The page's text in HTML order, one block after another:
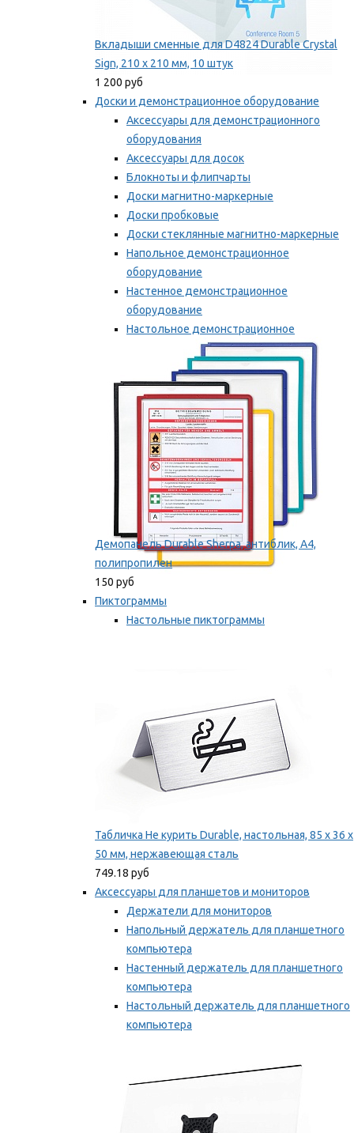
Вкладыши сменные для D4824 Durable Crystal
Sign, 210 x 210 мм, 10 штук
1 200 руб
Доски и демонстрационное оборудование
Аксессуары для демонстрационного
оборудования
Аксессуары для досок
Блокноты и флипчарты
Доски магнитно-маркерные
Доски пробковые
Доски стеклянные магнитно-маркерные
Напольное демонстрационное
оборудование
Настенное демонстрационное
оборудование
Настольное демонстрационное
оборудование
Мы рекомендуем
Демопанель Durable Sherpa, антиблик, А4,
полипропилен
150 руб
Пиктограммы
Настольные пиктограммы
Табличка Не курить Durable, настольная, 85 x 36 x
50 мм, нержавеющая сталь
749.18 руб
Аксессуары для планшетов и мониторов
Держатели для мониторов
Напольный держатель для планшетного
компьютера
Настенный держатель для планшетного
компьютера
Настольный держатель для планшетного
компьютера